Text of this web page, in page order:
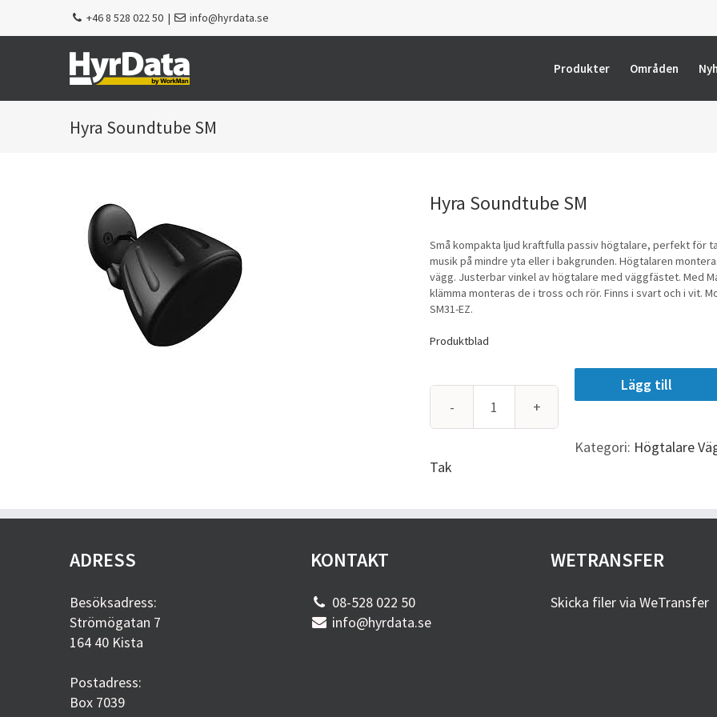
+46 8 528 022 50 | info@hyrdata.se
Produkter Områden
Soundtube SM
Soundtube SM
Små kompakta ljud kraftfulla passiv högtalare, perfekt för
musik på mindre yta eller i bakgrunden. Högtalaren
vägg. Justerbar vinkel av högtalare med väggfästet. Med
klämma monteras de i tross och rör. Finns i svart och i vit.
SM31-EZ.
Produktblad
Soundtube
Lägg till
Kategori: Högtalare
Tak
ADRESS
Besöksadress:
Strömögatan 7
164 40 Kista
Postadress:
Box 7039
KONTAKT
08-528 022 50
info@hyrdata.se
WETRANSFER
Skicka filer via WeTransfer